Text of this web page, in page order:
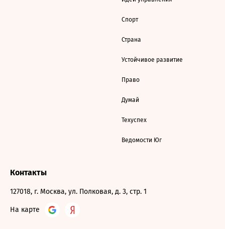
Спорт
Страна
Устойчивое развитие
Право
Думай
Техуспех
Ведомости Юг
Контакты
127018, г. Москва, ул. Полковая, д. 3, стр. 1
На карте